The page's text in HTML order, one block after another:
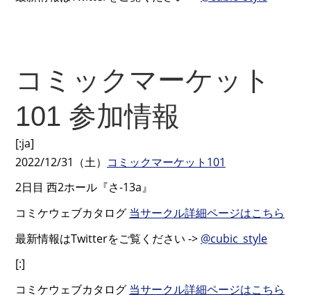
コミックマーケット
101 参加情報
[:ja]
2022/12/31（土） コミックマーケット101
2日目 西2ホール『さ-13a』
コミケウェブカタログ 当サークル詳細ページはこちら
最新情報はTwitterをご覧ください -> @cubic_style
[:]
コミケウェブカタログ 当サークル詳細ページはこちら